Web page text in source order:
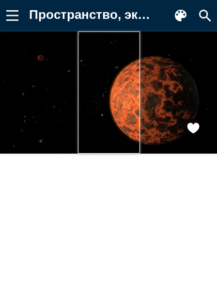
Пространство, экзопланета, планета Заставка на телефон